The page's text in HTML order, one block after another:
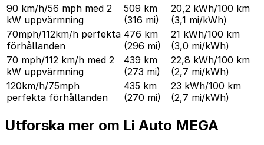
90 km/h/56 mph med 2
kW uppvärmning
509 km
(316 mi)
20,2 kWh/100 km
(3,1 mi/kWh)
70mph/112km/h perfekta
förhållanden
476 km
(296 mi)
21 kWh/100 km
(3,0 mi/kWh)
70 mph/112 km/h med 2
kW uppvärmning
439 km
(273 mi)
22,8 kWh/100 km
(2,7 mi/kWh)
120km/h/75mph
perfekta förhållanden
435 km
(270 mi)
23 kWh/100 km
(2,7 mi/kWh)
Utforska mer om Li Auto MEGA